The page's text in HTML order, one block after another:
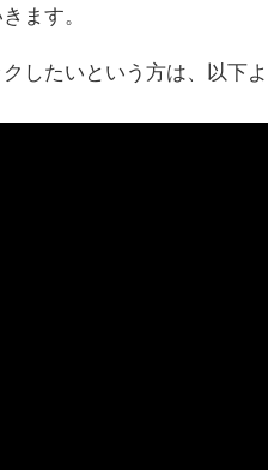
ます。
したいという方は、以下